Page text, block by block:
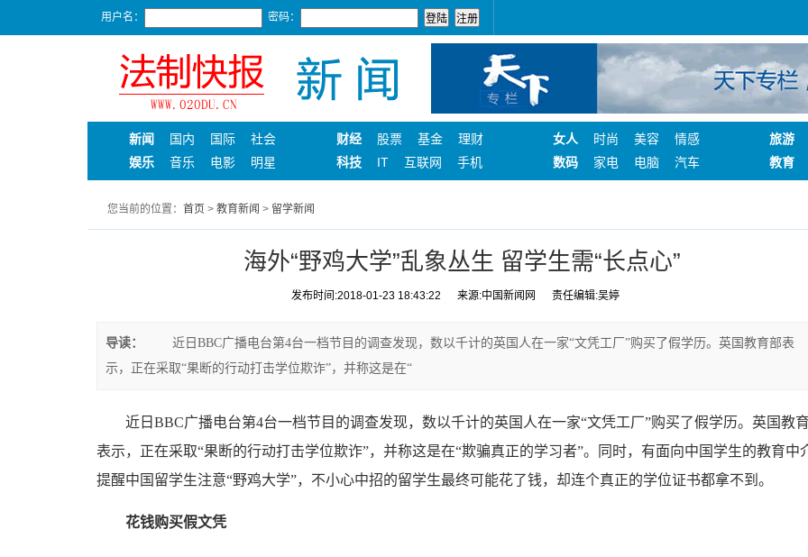
用户名： 密码：
新闻 国内 国际
社会
娱乐
音乐 电影 明星
财经 股票 基金
理财
科技
IT 互联网 手机
女人 时尚 美容
情感
数码
家电 电脑 汽车
旅游
教育
您当前的位置： 首页 > 教育新闻 > 留学新闻
海外“野鸡大学”乱象丛生 留学生需“长点心”
发布时间:2018-01-23 18:43:22 来源:中国新闻网 责任编辑:吴婷
导读：
近日BBC广播电台第4台一档节目的调查发现，数以千计的英国人在一家“文凭工厂”购买了假学历。英国教育部表
示，正在采取“果断的行动打击学位欺诈”，并称这是在“
近日BBC广播电台第4台一档节目的调查发现，数以千计的英国人在一家“文凭工厂”购买了假学历。英国教
表示，正在采取“果断的行动打击学位欺诈”，并称这是在“欺骗真正的学习者”。同时，有面向中国学生的教育中
提醒中国留学生注意“野鸡大学”，不小心中招的留学生最终可能花了钱，却连个真正的学位证书都拿不到。
花钱购买假文凭